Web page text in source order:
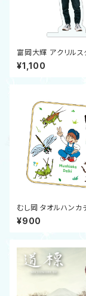
富岡大輝 アクリルス
¥1,100
むし岡 タオルハンカ
ディジャパンコラボ］
¥900